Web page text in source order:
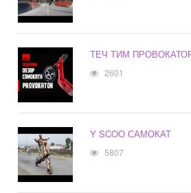
ТЕЧ ТИМ
2601
Y SCOO САМОКАТ
5807